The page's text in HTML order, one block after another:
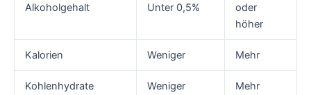
Alkoholgehalt Unter 0,5%
oder
höher
Kalorien Weniger Mehr
Kohlenhydrate Weniger Mehr